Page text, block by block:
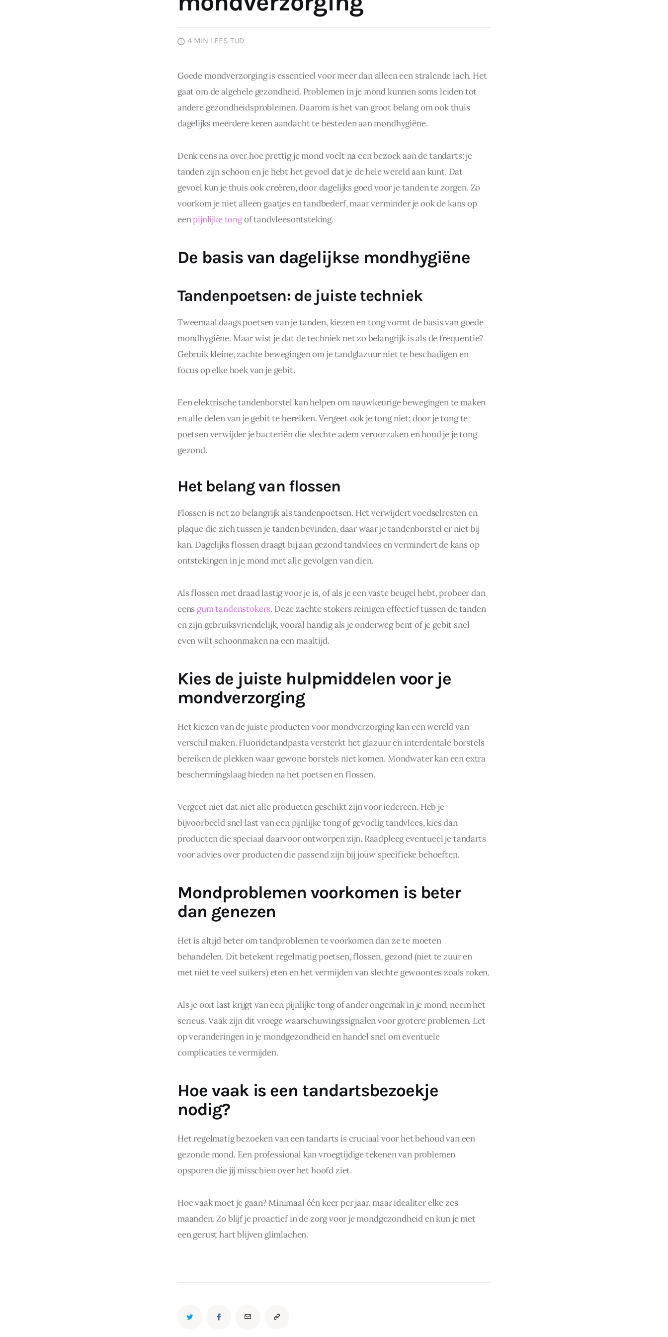
4 MIN LEES TIJD
Goede mondverzorging is essentieel voor meer dan alleen een stralende lach. Het
gaat om de algehele gezondheid. Problemen in je mond kunnen soms leiden tot
andere gezondheidsproblemen. Daarom is het van groot belang om ook thuis
dagelijks meerdere keren aandacht te besteden aan mondhygiëne.
Denk eens na over hoe prettig je mond voelt na een bezoek aan de tandarts: je
tanden zijn schoon en je hebt het gevoel dat je de hele wereld aan kunt. Dat
gevoel kun je thuis ook creëren, door dagelijks goed voor je tanden te zorgen. Zo
voorkom je niet alleen gaatjes en tandbederf, maar verminder je ook de kans op
een pijnlijke tong of tandvleesontsteking.
De basis van dagelijkse mondhygiëne
Tandenpoetsen: de juiste techniek
Tweemaal daags poetsen van je tanden, kiezen en tong vormt de basis van goede
mondhygiëne. Maar wist je dat de techniek net zo belangrijk is als de frequentie?
Gebruik kleine, zachte bewegingen om je tandglazuur niet te beschadigen en
focus op elke hoek van je gebit.
Een elektrische tandenborstel kan helpen om nauwkeurige bewegingen te maken
en alle delen van je gebit te bereiken. Vergeet ook je tong niet: door je tong te
poetsen verwijder je bacteriën die slechte adem veroorzaken en houd je je tong
gezond.
Het belang van flossen
Flossen is net zo belangrijk als tandenpoetsen. Het verwijdert voedselresten en
plaque die zich tussen je tanden bevinden, daar waar je tandenborstel er niet bij
kan. Dagelijks flossen draagt bij aan gezond tandvlees en vermindert de kans op
ontstekingen in je mond met alle gevolgen van dien.
Als flossen met draad lastig voor je is, of als je een vaste beugel hebt, probeer dan
eens gum tandenstokers. Deze zachte stokers reinigen effectief tussen de tanden
en zijn gebruiksvriendelijk, vooral handig als je onderweg bent of je gebit snel
even wilt schoonmaken na een maaltijd.
Kies de juiste hulpmiddelen voor je
mondverzorging
Het kiezen van de juiste producten voor mondverzorging kan een wereld van
verschil maken. Fluoridetandpasta versterkt het glazuur en interdentale borstels
bereiken de plekken waar gewone borstels niet komen. Mondwater kan een extra
beschermingslaag bieden na het poetsen en flossen.
Vergeet niet dat niet alle producten geschikt zijn voor iedereen. Heb je
bijvoorbeeld snel last van een pijnlijke tong of gevoelig tandvlees, kies dan
producten die speciaal daarvoor ontworpen zijn. Raadpleeg eventueel je tandarts
voor advies over producten die passend zijn bij jouw specifieke behoeften.
Mondproblemen voorkomen is beter
dan genezen
Het is altijd beter om tandproblemen te voorkomen dan ze te moeten
behandelen. Dit betekent regelmatig poetsen, flossen, gezond (niet te zuur en
met niet te veel suikers) eten en het vermijden van slechte gewoontes zoals roken.
Als je ooit last krijgt van een pijnlijke tong of ander ongemak in je mond, neem het
serieus. Vaak zijn dit vroege waarschuwingssignalen voor grotere problemen. Let
op veranderingen in je mondgezondheid en handel snel om eventuele
complicaties te vermijden.
Hoe vaak is een tandartsbezoekje
nodig?
Het regelmatig bezoeken van een tandarts is cruciaal voor het behoud van een
gezonde mond. Een professional kan vroegtijdige tekenen van problemen
opsporen die jij misschien over het hoofd ziet.
Hoe vaak moet je gaan? Minimaal één keer per jaar, maar idealiter elke zes
maanden. Zo blijf je proactief in de zorg voor je mondgezondheid en kun je met
een gerust hart blijven glimlachen.